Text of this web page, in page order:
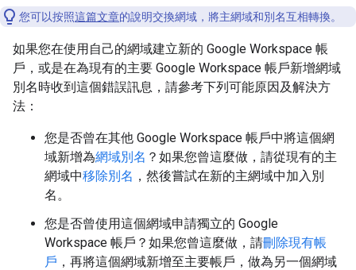
您可以按照這篇文章的說明交換網域，將主網域和別名互相轉換。
如果您在使用自己的網域建立新的 Google Workspace 帳
戶，或是在為現有的主要 Google Workspace 帳戶新增網域
別名時收到這個錯誤訊息，請參考下列可能原因及解決方
法：
您是否曾在其他 Google Workspace 帳戶中將這個網
域新增為網域別名 ？如果您曾這麼做，請從現有的主
網域中移除別名 ，然後嘗試在新的主網域中加入別
名。
您是否曾使用這個網域申請獨立的 Google
Workspace 帳戶？如果您曾這麼做，請刪除現有帳
戶 ，再將這個網域新增至主要帳戶，做為另一個網域